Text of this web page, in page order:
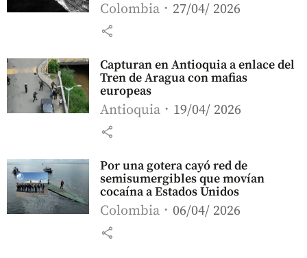
Colombia 27/04/ 2026
share
Capturan en Antioquia a enlace del
Tren de Aragua con mafias
europeas
Antioquia 19/04/ 2026
share
Por una gotera cayó red de
semisumergibles que movían
cocaína a Estados Unidos
Colombia 06/04/ 2026
share